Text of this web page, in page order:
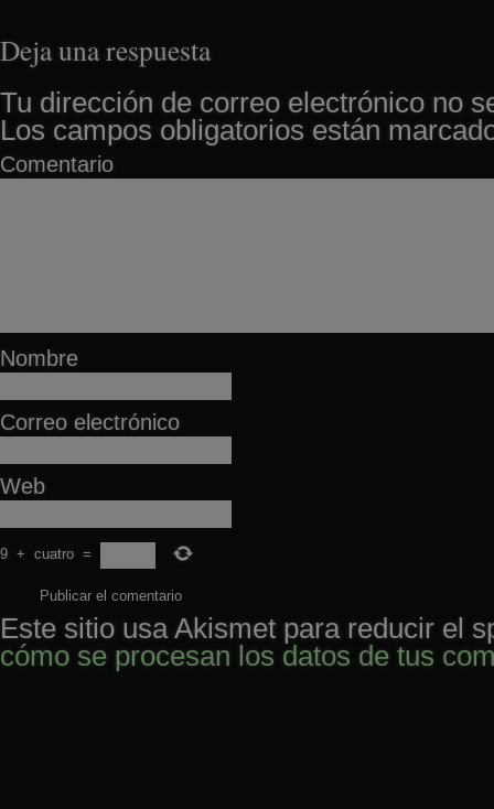
Deja una respuesta
Tu dirección de correo electrónico no
Los campos obligatorios están
Comentario
Nombre
Correo electrónico
Web
9 + cuatro =
Este sitio usa Akismet para reducir el
cómo se procesan los datos de tus